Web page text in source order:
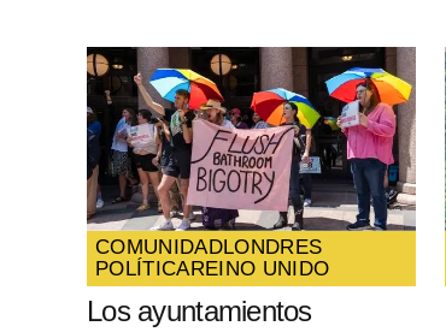
COMUNIDADLONDRES
POLÍTICAREINO UNIDO
Los ayuntamientos